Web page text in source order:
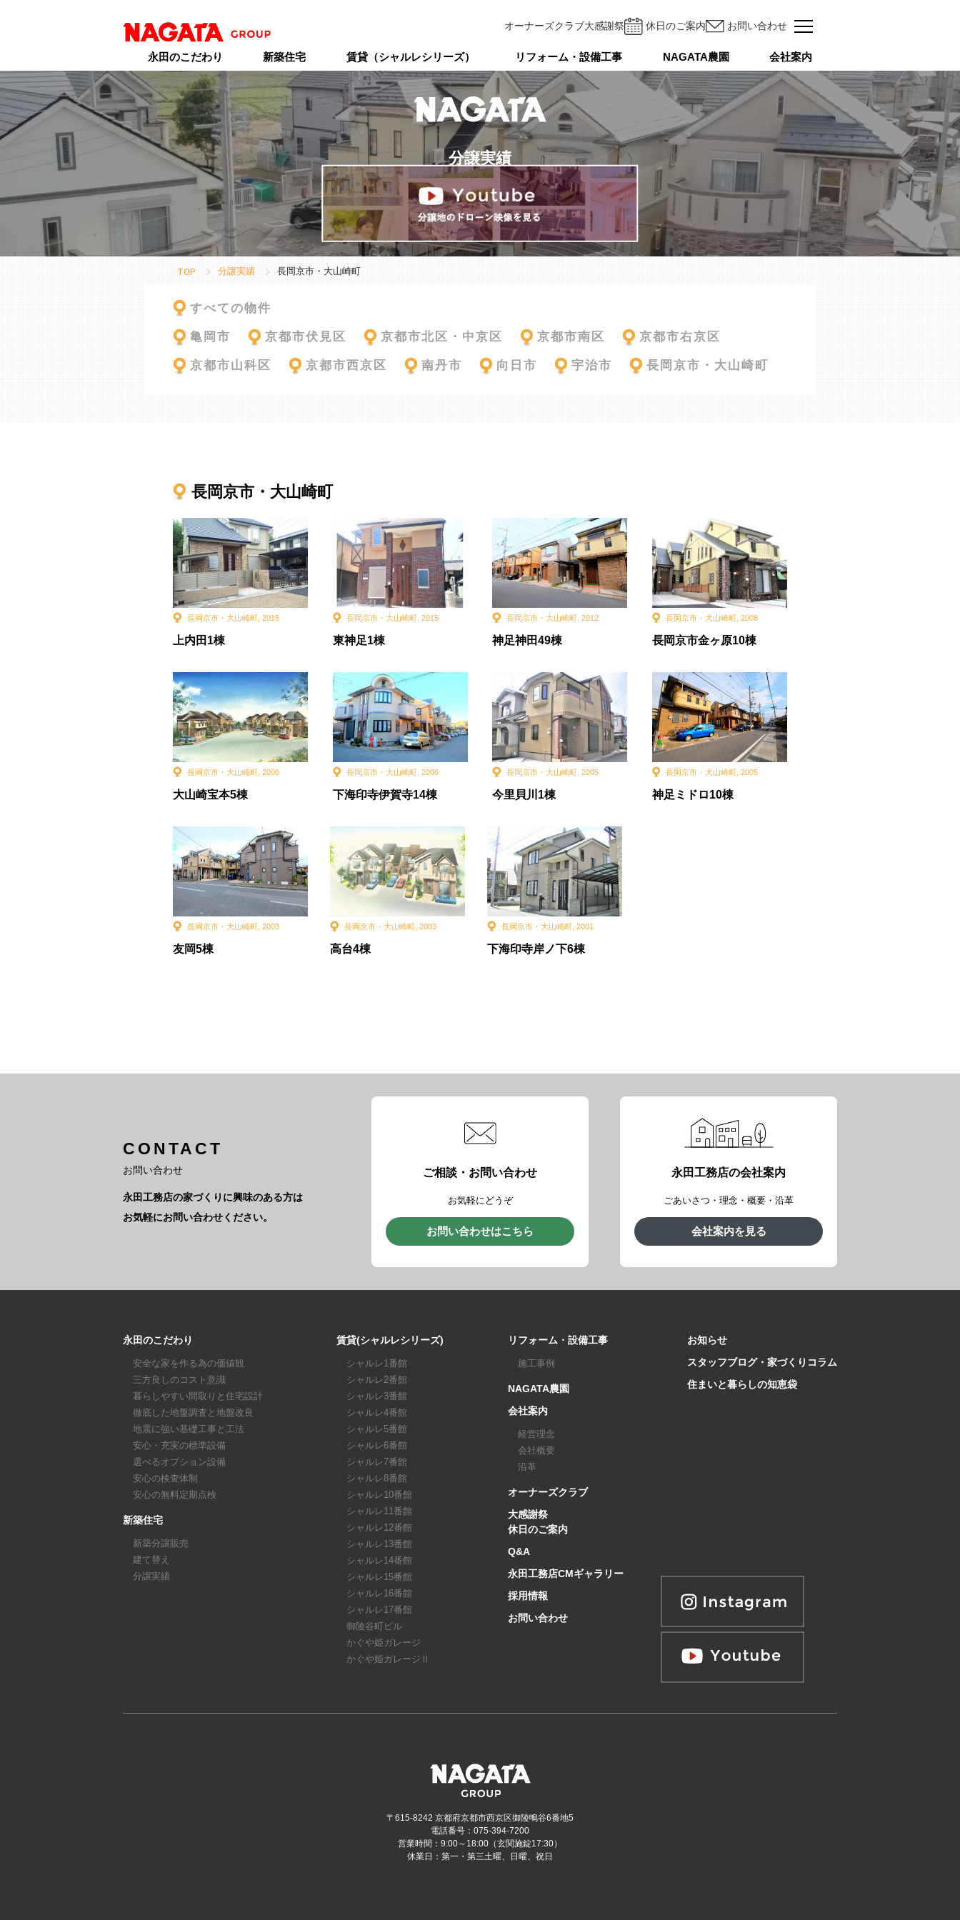
オーナーズクラブ大感謝祭 休日のご案内 お問い合わせ
永田のこだわり 新築住宅 賃貸（シャルレシリーズ） リフォーム・設備工事 NAGATA農園 会社案内
分譲実績
TOP 分譲実績 長岡京市・大山崎町
すべての物件
亀岡市 京都市伏見区 京都市北区・中京区 京都市南区 京都市右京区
京都市山科区 京都市西京区 南丹市 向日市 宇治市 長岡京市・大山崎町
長岡京市・大山崎町
長岡京市・大山崎町, 2015
上内田1棟
長岡京市・大山崎町 ,2015
東神足1棟
長岡京市・大山崎町, 2012
神足神田49棟
長岡京市・大山崎町 ,2008
長岡京市金ヶ原10棟
長岡京市・大山崎町, 2006
大山崎宝本5棟
長岡京市・大山崎町 ,2006
下海印寺伊賀寺14棟
長岡京市・大山崎町, 2005
今里貝川1棟
長岡京市・大山崎町 ,2005
神足ミドロ10棟
長岡京市・大山崎町, 2003
友岡5棟
長岡京市・大山崎町, 2003
高台4棟
長岡京市・大山崎町, 2001
下海印寺岸ノ下6棟
CONTACT
お問い合わせ
永田工務店の家づくりに興味のある方は
お気軽にお問い合わせください。
ご相談・お問い合わせ
お気軽にどうぞ
お問い合わせはこちら
永田工務店の会社案内
ごあいさつ・理念・概要・沿革
会社案内を見る
永田のこだわり
安全な家を作る為の価値観
三方良しのコスト意識
暮らしやすい間取りと住宅設計
徹底した地盤調査と地盤改良
地震に強い基礎工事と工法
安心・充実の標準設備
選べるオプション設備
安心の検査体制
安心の無料定期点検
新築住宅
新築分譲販売
建て替え
分譲実績
賃貸(シャルレシリーズ)
シャルレ1番館
シャルレ2番館
シャルレ3番館
シャルレ4番館
シャルレ5番館
シャルレ6番館
シャルレ7番館
シャルレ8番館
シャルレ10番館
シャルレ11番館
シャルレ12番館
シャルレ13番館
シャルレ14番館
シャルレ15番館
シャルレ16番館
シャルレ17番館
御陵谷町ビル
かぐや姫ガレージ
かぐや姫ガレージⅡ
リフォーム・設備工事
施工事例
NAGATA農園
会社案内
経営理念
会社概要
沿革
オーナーズクラブ
大感謝祭
休日のご案内
Q&A
永田工務店CMギャラリー
採用情報
お問い合わせ
お知らせ
スタッフブログ・家づくりコラム
住まいと暮らしの知恵袋
〒615-8242 京都府京都市西京区御陵鴫谷6番地5
電話番号：075-394-7200
営業時間：9:00～18:00（玄関施錠17:30）
休業日：第一・第三土曜、日曜、祝日